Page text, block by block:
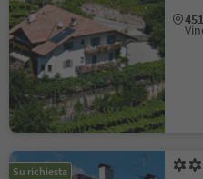
Su richiesta